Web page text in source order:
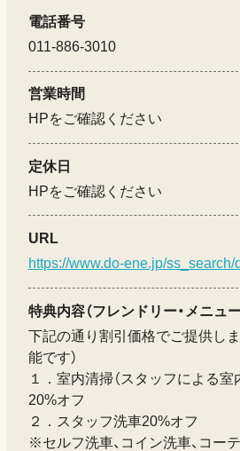
電話番号
011-886-3010
営業時間
HPをご確認ください
定休日
HPをご確認ください
URL
https://www.do-ene.jp/ss_search/
特典内容（フレンドリー・メニュ
下記の通り割引価格でご提供し
能です）
１．室内清掃（スタッフによる室
20%オフ
２．スタッフ洗車20%オフ
※セルフ洗車、コイン洗車、コー